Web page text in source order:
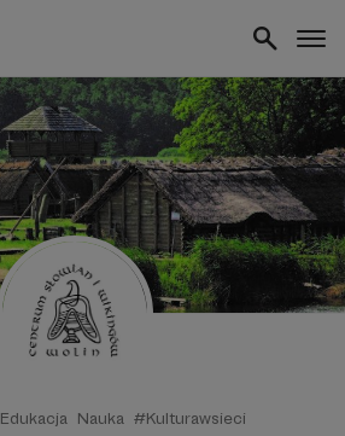
Edukacja Nauka #Kulturawsieci